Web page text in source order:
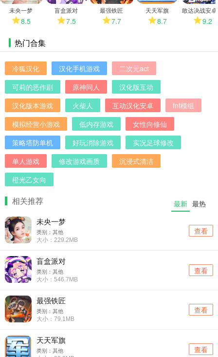
多
未央一梦
8.5
盲盒派对
7.5
最强铁匠
7.7
天天军旗
8.7
敢达决战安
9.2
热门合集
冷狐汉化 汉化手机游戏
二次元act
可莉的恶作剧
原神同人
汉化版互动
汉化版本游戏
火柴人 互动汉化安卓
fnf模组
模拟经营小游戏
低内存游戏
女性向修仙
策略塔防单机
好玩消除游戏
实况足球修改
单人游戏
修改游戏画质
沉浸式清洁
橙光乙女向
相关推荐 最新 最热
未央一梦
类别：其他
大小：229.2MB
查看
盲盒派对
类别：其他
大小：546.7MB
查看
最强铁匠
类别：其他
大小：79.1MB
查看
天天军旗
类别：其他 查看